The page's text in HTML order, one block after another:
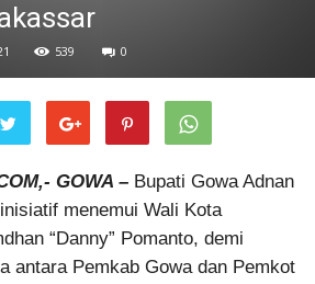
539 0
GOWA – Bupati Gowa Adnan
menemui Wali Kota
“Danny” Pomanto, demi
antara Pemkab Gowa dan Pemkot